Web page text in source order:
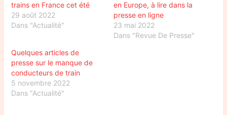
trains en France cet été
29 août 2022
Dans "Actualité"
en Europe, à lire dans la
presse en ligne
23 mai 2022
Dans "Revue De Presse"
Quelques articles de
presse sur le manque de
conducteurs de train
5 novembre 2022
Dans "Actualité"